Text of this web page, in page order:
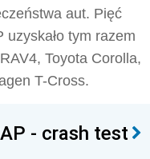
aut. Pięć
tym razem
Toyota Corolla,
T-Cross.
- crash test